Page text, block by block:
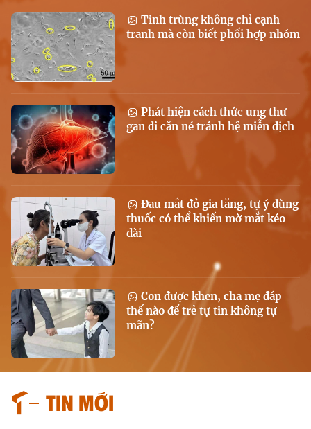
Tinh trùng không chỉ cạnh
tranh mà còn biết phối hợp nhóm
Phát hiện cách thức ung thư
gan di căn né tránh hệ miễn dịch
Đau mắt đỏ gia tăng, tự ý dùng
thuốc có thể khiến mờ mắt kéo
dài
Con được khen, cha mẹ đáp
thế nào để trẻ tự tin không tự
mãn?
Tin mới